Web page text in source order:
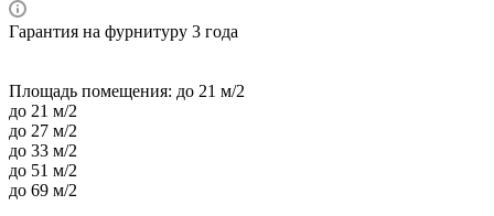
Гарантия на фурнитуру 3 года
Площадь помещения: до 21 м/2
до 21 м/2
до 27 м/2
до 33 м/2
до 51 м/2
до 69 м/2